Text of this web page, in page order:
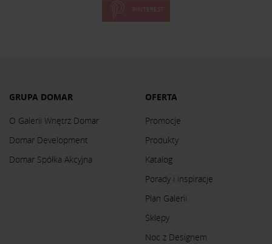
PINTEREST
GRUPA DOMAR
O Galerii Wnętrz Domar
Domar Development
Domar Spółka Akcyjna
OFERTA
Promocje
Produkty
Katalog
Porady i inspiracje
Plan Galerii
Sklepy
Noc z Designem